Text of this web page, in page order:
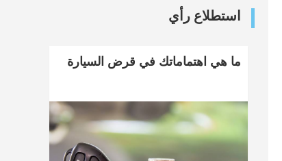
استطلاع رأي
ما هي اهتماماتك في قرض السيارة